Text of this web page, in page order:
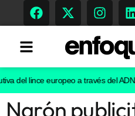
del lince europeo a través del ADN
Narón